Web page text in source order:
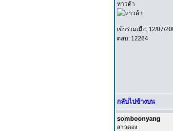
หาวด้า
เข้าร่วมเมื่อ: 12/07/
ตอบ: 12264
กลับไปข้างบน
somboonyang
สาวดอง